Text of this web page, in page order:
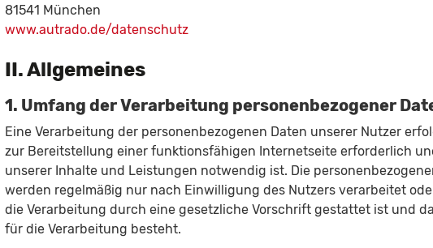
81541 München
www.autrado.de/datenschutz
II. Allgemeines
1. Umfang der Verarbeitung personenbezogener
Eine Verarbeitung der personenbezogenen Daten unserer Nutzer
zur Bereitstellung einer funktionsfähigen Internetseite erforderlich
unserer Inhalte und Leistungen notwendig ist. Die
werden regelmäßig nur nach Einwilligung des Nutzers verarbeitet
die Verarbeitung durch eine gesetzliche Vorschrift gestattet ist und
für die Verarbeitung besteht.